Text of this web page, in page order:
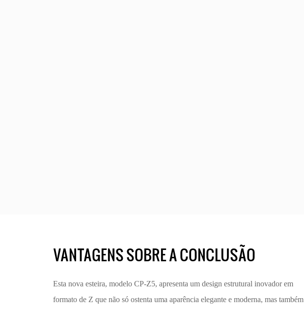
VANTAGENS SOBRE A CONCLUSÃO
Esta nova esteira, modelo CP-Z5, apresenta um design estrutural inovador em
formato de Z que não só ostenta uma aparência elegante e moderna, mas também